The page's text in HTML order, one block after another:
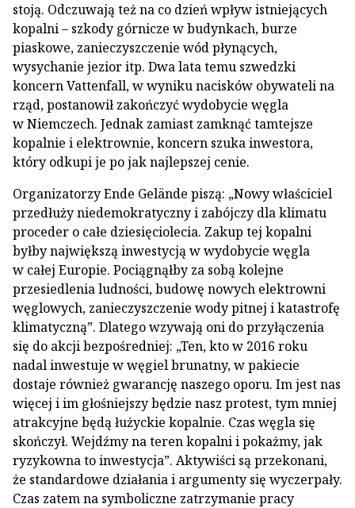
stoją. Odczuwają też na co dzień wpływ istniejących
kopalni – szkody górnicze w budynkach, burze
piaskowe, zanieczyszczenie wód płynących,
wysychanie jezior itp. Dwa lata temu szwedzki
koncern Vattenfall, w wyniku nacisków obywateli na
rząd, postanowił zakończyć wydobycie węgla
w Niemczech. Jednak zamiast zamknąć tamtejsze
kopalnie i elektrownie, koncern szuka inwestora,
który odkupi je po jak najlepszej cenie.
Organizatorzy Ende Gelände piszą: „Nowy właściciel
przedłuży niedemokratyczny i zabójczy dla klimatu
proceder o całe dziesięciolecia. Zakup tej kopalni
byłby największą inwestycją w wydobycie węgla
w całej Europie. Pociągnąłby za sobą kolejne
przesiedlenia ludności, budowę nowych elektrowni
węglowych, zanieczyszczenie wody pitnej i katastrofę
klimatyczną”. Dlatego wzywają oni do przyłączenia
się do akcji bezpośredniej: „Ten, kto w 2016 roku
nadal inwestuje w węgiel brunatny, w pakiecie
dostaje również gwarancję naszego oporu. Im jest nas
więcej i im głośniejszy będzie nasz protest, tym mniej
atrakcyjne będą łużyckie kopalnie. Czas węgla się
skończył. Wejdźmy na teren kopalni i pokażmy, jak
ryzykowna to inwestycja”. Aktywiści są przekonani,
że standardowe działania i argumenty się wyczerpały.
Czas zatem na symboliczne zatrzymanie pracy